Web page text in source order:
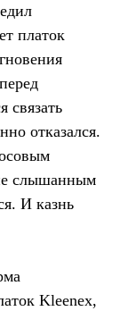
платок
связать
отказался.
слышанным
И казнь
Kleenex,